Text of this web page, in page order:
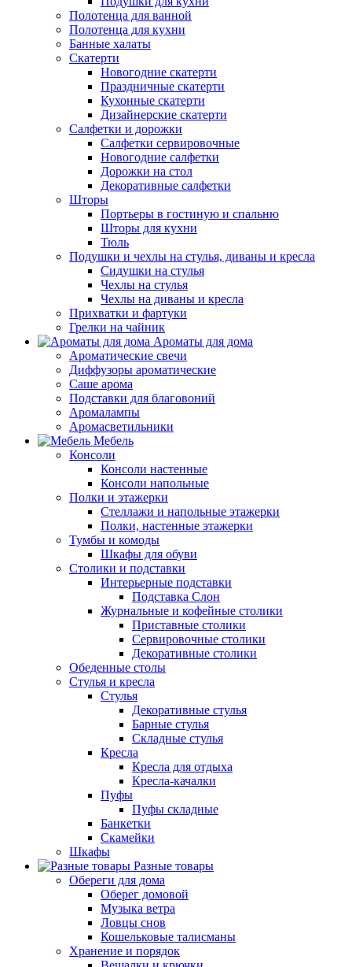
Полотенца для ванной
Полотенца для кухни
Банные халаты
Скатерти
Новогодние скатерти
Праздничные скатерти
Кухонные скатерти
Дизайнерские скатерти
Салфетки и дорожки
Салфетки сервировочные
Новогодние салфетки
Дорожки на стол
Декоративные салфетки
Шторы
Портьеры в гостиную и спальню
Шторы для кухни
Тюль
Подушки и чехлы на стулья, диваны и кресла
Сидушки на стулья
Чехлы на стулья
Чехлы на диваны и кресла
Прихватки и фартуки
Грелки на чайник
Ароматы для дома
Ароматические свечи
Диффузоры ароматические
Саше арома
Подставки для благовоний
Аромалампы
Аромасветильники
Мебель
Консоли
Консоли настенные
Консоли напольные
Полки и этажерки
Стеллажи и напольные этажерки
Полки, настенные этажерки
Тумбы и комоды
Шкафы для обуви
Столики и подставки
Интерьерные подставки
Подставка Слон
Журнальные и кофейные столики
Приставные столики
Сервировочные столики
Декоративные столики
Обеденные столы
Стулья и кресла
Стулья
Декоративные стулья
Барные стулья
Складные стулья
Кресла
Кресла для отдыха
Кресла-качалки
Пуфы
Пуфы складные
Банкетки
Скамейки
Шкафы
Разные товары
Обереги для дома
Оберег домовой
Музыка ветра
Ловцы снов
Кошельковые талисманы
Хранение и порядок